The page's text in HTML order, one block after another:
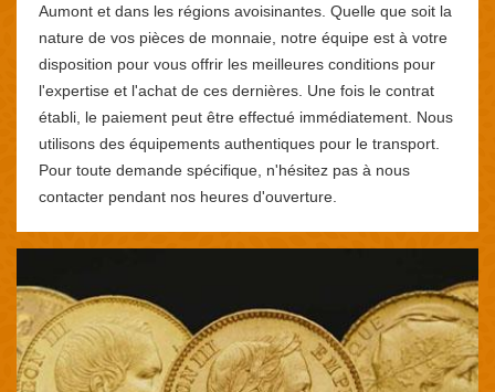
Aumont et dans les régions avoisinantes. Quelle que soit la
nature de vos pièces de monnaie, notre équipe est à votre
disposition pour vous offrir les meilleures conditions pour
l'expertise et l'achat de ces dernières. Une fois le contrat
établi, le paiement peut être effectué immédiatement. Nous
utilisons des équipements authentiques pour le transport.
Pour toute demande spécifique, n'hésitez pas à nous
contacter pendant nos heures d'ouverture.